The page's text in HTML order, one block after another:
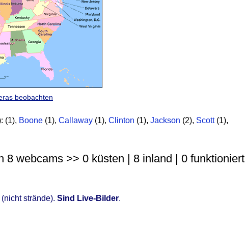
beobachten
(1), Boone (1), Callaway (1), Clinton (1), Jackson (2), Scott(1),
8 webcams >> 0 küsten | 8 inland | 0 funktioniert
strände). Sind Live-Bilder.